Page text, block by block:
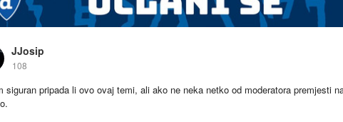
JJosip
108
siguran pripada li ovo ovaj temi, ali ako ne neka netko od moderatora premjesti